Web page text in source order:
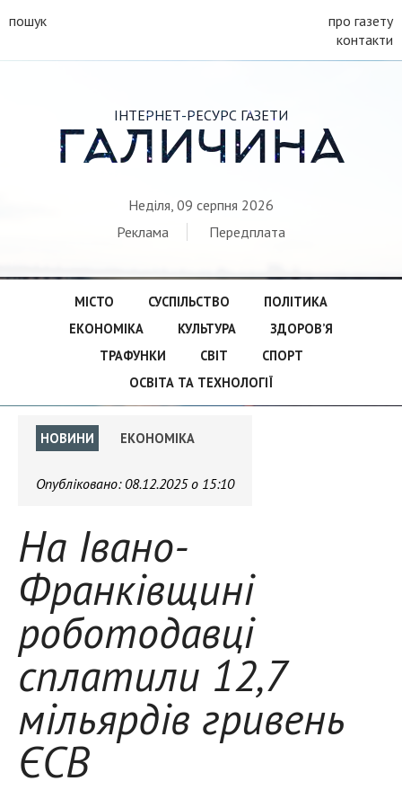
пошук
про газету
контакти
ІНТЕРНЕТ-РЕСУРС ГАЗЕТИ
ГАЛИЧИНА
Неділя, 09 серпня 2026
Реклама
Передплата
МІСТО СУСПІЛЬСТВО
ПОЛІТИКА
ЕКОНОМІКА
КУЛЬТУРА
ЗДОРОВ’Я
ТРАФУНКИ
СВІТ
СПОРТ
ОСВІТА ТА ТЕХНОЛОГІЇ
НОВИНИ ЕКОНОМІКА
Опубліковано: 08.12.2025 о 15:10
На Івано-
Франківщині
роботодавці
сплатили 12,7
мільярдів гривень
ЄСВ